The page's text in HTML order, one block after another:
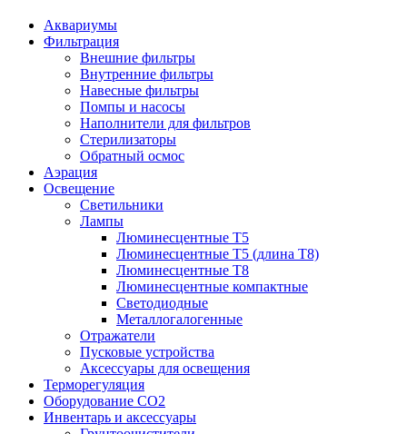
Аквариумы
Фильтрация
Внешние фильтры
Внутренние фильтры
Навесные фильтры
Помпы и насосы
Наполнители для фильтров
Стерилизаторы
Обратный осмос
Аэрация
Освещение
Светильники
Лампы
Люминесцентные T5
Люминесцентные T5 (длина T8)
Люминесцентные T8
Люминесцентные компактные
Светодиодные
Металлогалогенные
Отражатели
Пусковые устройства
Аксессуары для освещения
Терморегуляция
Оборудование CO2
Инвентарь и аксессуары